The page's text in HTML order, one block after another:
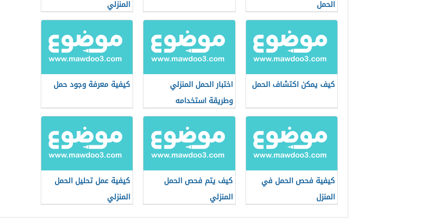
الحمل المنزلي
كيف يمكن اكتشاف الحمل
اختبار الحمل المنزلي
وطريقة استخدامه
كيفية معرفة وجود حمل
كيفية فحص الحمل في
المنزل
كيف يتم فحص الحمل
المنزلي
كيفية عمل تحليل الحمل
المنزلي